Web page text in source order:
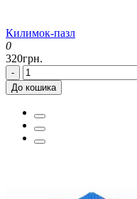
Килимок-пазл
0
320грн.
-
До кошика